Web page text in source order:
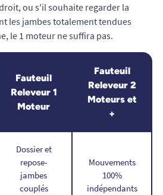
ou s'il souhaite regarder la
les jambes totalement tendues
le 1 moteur ne suffira pas.
Fauteuil
Releveur 1
Moteur
Fauteuil
Releveur 2
Moteurs et
+
Dossier et
repose-
jambes
couplés
Mouvements
100%
indépendants